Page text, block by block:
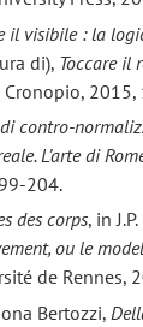
il visibile : la
di), Toccare il
Cronopio,
contro-
L’arte di
204.
des corps, in
ou le
de Rennes,
Bertozzi,